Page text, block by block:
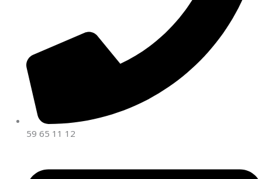
59 65 11 12